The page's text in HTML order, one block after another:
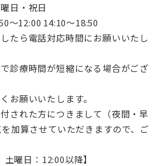
日・祝日
〜12:00 14:10〜18:50
たら電話対応時間にお願いいたし
診療時間が短縮になる場合がござ
お願いいたします。
された方につきまして（夜間・早
加算させていただきますので、ご
曜日：12:00以降】